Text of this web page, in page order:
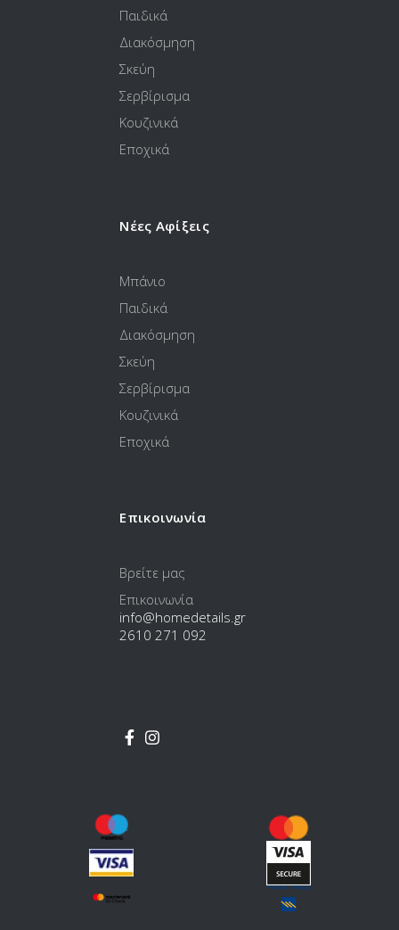
Παιδικά
Διακόσμηση
Σκεύη
Σερβίρισμα
Κουζινικά
Εποχικά
Νέες Αφίξεις
Μπάνιο
Παιδικά
Διακόσμηση
Σκεύη
Σερβίρισμα
Κουζινικά
Εποχικά
Επικοινωνία
Βρείτε μας
Επικοινωνία
info@homedetails.gr
2610 271 092